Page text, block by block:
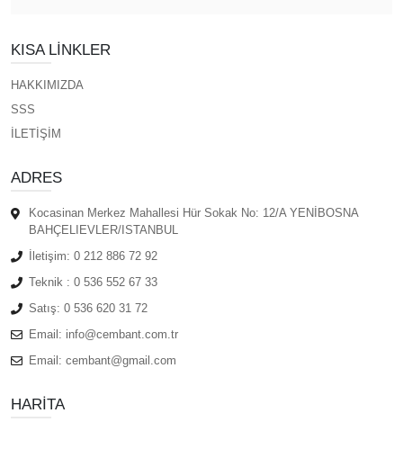
KISA LINKLER
HAKKIMIZDA
SSS
İLETİŞİM
ADRES
Kocasinan Merkez Mahallesi Hür Sokak No: 12/A YENİBOSNA
BAHÇELIEVLER/ISTANBUL
İletişim: 0 212 886 72 92
Teknik : 0 536 552 67 33
Satış: 0 536 620 31 72
Email: info@cembant.com.tr
Email: cembant@gmail.com
HARITA